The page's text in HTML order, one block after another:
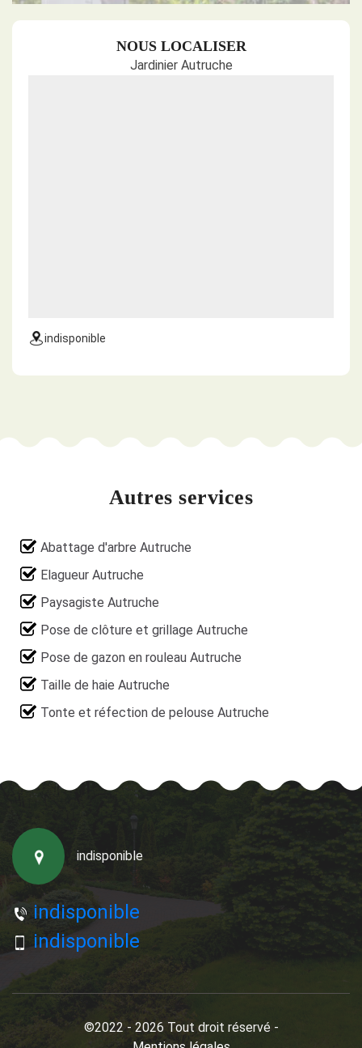
NOUS LOCALISER
Jardinier Autruche
indisponible
Autres services
Abattage d'arbre Autruche
Elagueur Autruche
Paysagiste Autruche
Pose de clôture et grillage Autruche
Pose de gazon en rouleau Autruche
Taille de haie Autruche
Tonte et réfection de pelouse Autruche
indisponible
indisponible
indisponible
©2022 - 2026 Tout droit réservé -